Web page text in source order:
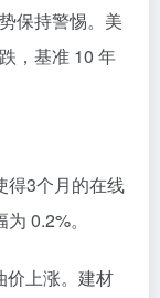
保持警惕。美
，基准 10 年
得3个月的在线
0.2%。
价上涨。建材